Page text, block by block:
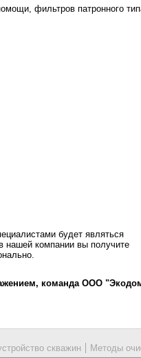
фильтров патронного
будет являться
нашей компании вы получите
команда ООО
скважин Методы